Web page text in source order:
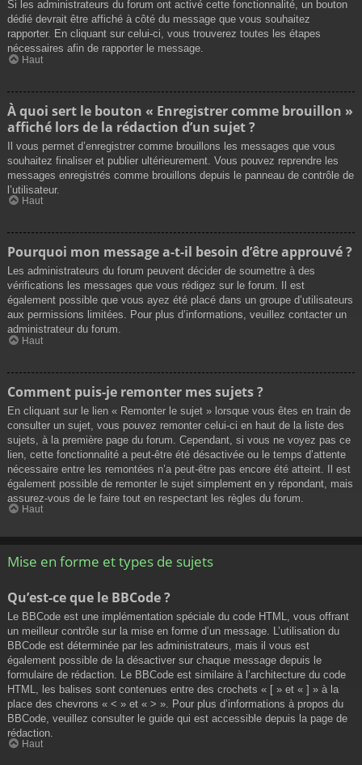
Si les administrateurs du forum ont activé cette fonctionnalité, un bouton
dédié devrait être affiché à côté du message que vous souhaitez
rapporter. En cliquant sur celui-ci, vous trouverez toutes les étapes
nécessaires afin de rapporter le message.
Haut
À quoi sert le bouton « Enregistrer comme brouillon »
affiché lors de la rédaction d’un sujet ?
Il vous permet d’enregistrer comme brouillons les messages que vous
souhaitez finaliser et publier ultérieurement. Vous pouvez reprendre les
messages enregistrés comme brouillons depuis le panneau de contrôle de
l’utilisateur.
Haut
Pourquoi mon message a-t-il besoin d’être approuvé ?
Les administrateurs du forum peuvent décider de soumettre à des
vérifications les messages que vous rédigez sur le forum. Il est
également possible que vous ayez été placé dans un groupe d’utilisateurs
aux permissions limitées. Pour plus d’informations, veuillez contacter un
administrateur du forum.
Haut
Comment puis-je remonter mes sujets ?
En cliquant sur le lien « Remonter le sujet » lorsque vous êtes en train de
consulter un sujet, vous pouvez remonter celui-ci en haut de la liste des
sujets, à la première page du forum. Cependant, si vous ne voyez pas ce
lien, cette fonctionnalité a peut-être été désactivée ou le temps d’attente
nécessaire entre les remontées n’a peut-être pas encore été atteint. Il est
également possible de remonter le sujet simplement en y répondant, mais
assurez-vous de le faire tout en respectant les règles du forum.
Haut
Mise en forme et types de sujets
Qu’est-ce que le BBCode ?
Le BBCode est une implémentation spéciale du code HTML, vous offrant
un meilleur contrôle sur la mise en forme d’un message. L’utilisation du
BBCode est déterminée par les administrateurs, mais il vous est
également possible de la désactiver sur chaque message depuis le
formulaire de rédaction. Le BBCode est similaire à l’architecture du code
HTML, les balises sont contenues entre des crochets « [ » et « ] » à la
place des chevrons « < » et « > ». Pour plus d’informations à propos du
BBCode, veuillez consulter le guide qui est accessible depuis la page de
rédaction.
Haut